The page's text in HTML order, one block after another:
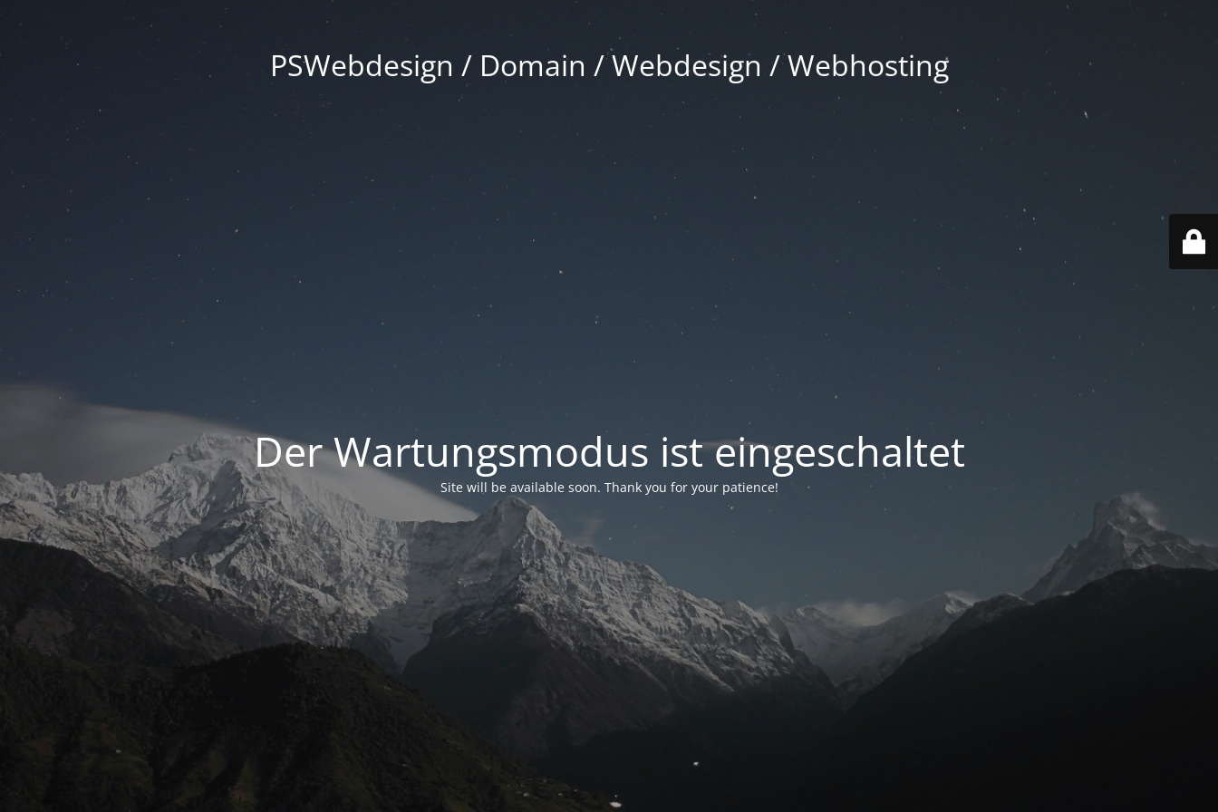
PSWebdesign / Domain / Webdesign / Webhosting
Der Wartungsmodus ist eingeschaltet
Site will be available soon. Thank you for your patience!